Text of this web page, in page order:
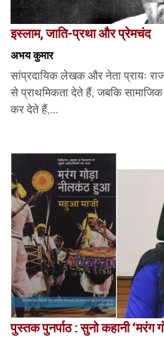
इस्लाम, जाति-प्रथा और प्रेमचंद
अभय कुमार
सांप्रदायिक लेखक और नेता प्रायः
से प्राथमिकता देते हैं, जबकि
कर देते हैं,...
पुस्तक पुनर्पाठ : सुनो कहानी ‘मरंग